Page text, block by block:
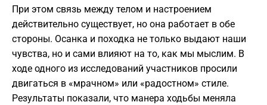
​При этом связь между телом и настроением
действительно существует, но она работает в обе
стороны. Осанка и походка не только выдают наши
чувства, но и сами влияют на то, как мы мыслим. В
ходе одного из исследований участников просили
двигаться в «мрачном» или «радостном» стиле.
Результаты показали, что манера ходьбы меняла